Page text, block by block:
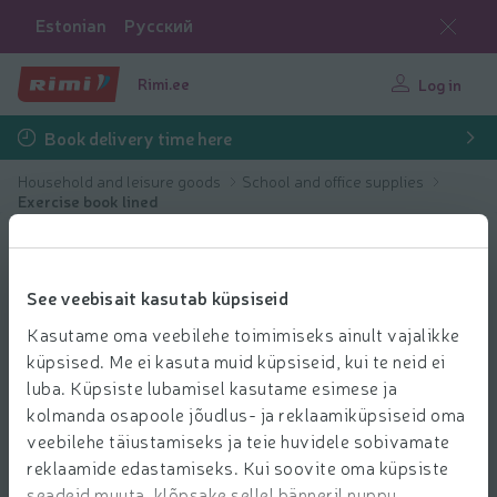
See veebisait kasutab küpsiseid
Kasutame oma veebilehe toimimiseks ainult vajalikke
küpsised. Me ei kasuta muid küpsiseid, kui te neid ei
luba. Küpsiste lubamisel kasutame esimese ja
kolmanda osapoole jõudlus- ja reklaamiküpsiseid oma
veebilehe täiustamiseks ja teie huvidele sobivamate
reklaamide edastamiseks. Kui soovite oma küpsiste
Estonian Русский
Rimi.ee Log in
Book delivery time here
Household and leisure goods
School and office supplies
Exercise book lined